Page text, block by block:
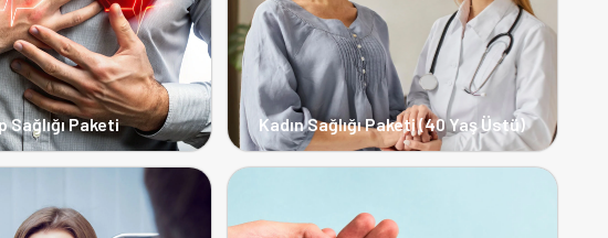
Sağlığı Paketi Kadın Sağlığı Paketi (40 Yaş Üstü)